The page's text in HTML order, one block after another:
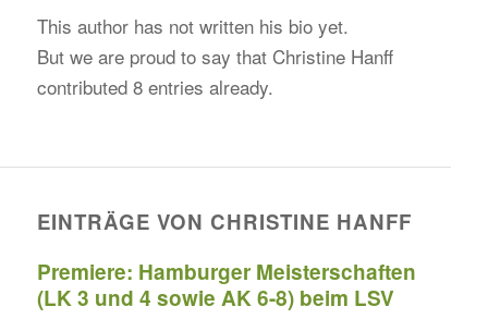
This author has not written his bio yet.
But we are proud to say that Christine Hanff
contributed 8 entries already.
EINTRÄGE VON CHRISTINE HANFF
Premiere: Hamburger Meisterschaften
(LK 3 und 4 sowie AK 6-8) beim LSV